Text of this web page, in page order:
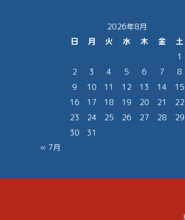
2026年8月
日
月 火 水 木 金
土
1
2
3 4 5 6 7
8
9
10 11 12 13 14
15
16
17 18 19 20 21
22
23
24 25 26 27 28
29
30
31
« 7月